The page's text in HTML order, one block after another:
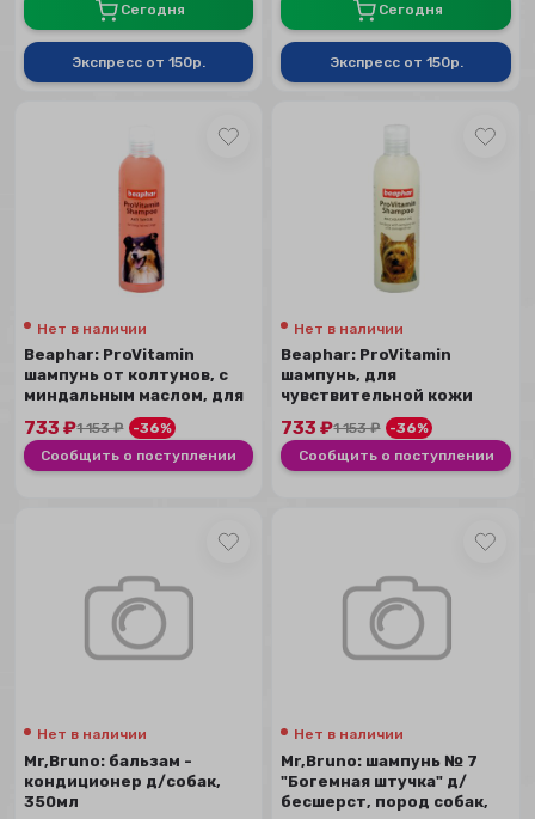
Сегодня
Экспресс от 150р.
Сегодня
Экспресс от 150р.
Нет в наличии
Beaphar: ProVitamin
шампунь от колтунов, с
миндальным маслом, для
собак, 250 мл
733₽1 153₽
-36%
Сообщить о поступлении
Нет в наличии
Beaphar: ProVitamin
шампунь, для
чувствительной кожи
собак, 250 мл
733₽1 153₽
-36%
Сообщить о поступлении
Нет в наличии
Mr,Bruno: бальзам -
кондиционер д/собак,
350мл
Нет в наличии
Mr,Bruno: шампунь № 7
"Богемная штучка" д/
бесшерст, пород собак,